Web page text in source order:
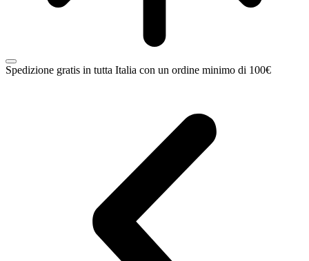
Spedizione gratis in tutta Italia con un ordine minimo di 100€